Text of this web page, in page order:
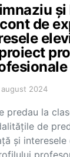
și
de
august 2024
predau la
de
și interesele